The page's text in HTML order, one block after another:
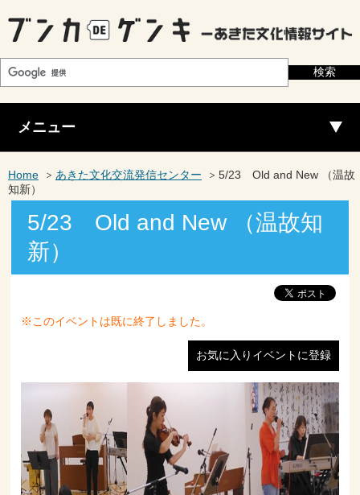
メニュー
Home あきた文化交流発信センター
5/23 Old and New （温故
知新）
5/23 Old and New （温故知
新）
※このイベントは既に終了しました。
お気に入りイベントに登録